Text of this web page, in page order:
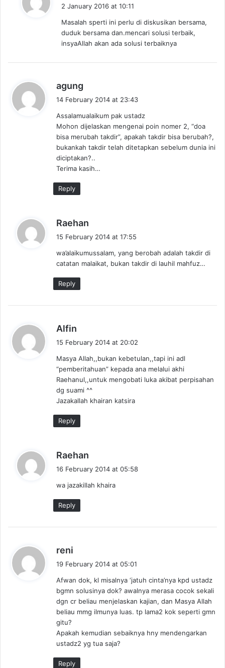
s
:
2 January 2016 at 10:11
Masalah sperti ini perlu di diskusikan bersama,
duduk bersama dan.mencari solusi terbaik,
insyaAllah akan ada solusi terbaiknya
agung
s
:
14 February 2014 at 23:43
Assalamualaikum pak ustadz
Mohon dijelaskan mengenai poin nomer 2, “doa
bisa merubah takdir”, apakah takdir bisa berubah?,
bukankah takdir telah ditetapkan sebelum dunia ini
diciptakan?..
Terima kasih…
Reply
Raehan
s
:
15 February 2014 at 17:55
wa’alaikumussalam, yang berobah adalah takdir di
catatan malaikat, bukan takdir di lauhil mahfuz…
Reply
Alfin
s
:
15 February 2014 at 20:02
Masya Allah,,bukan kebetulan,,tapi ini adl
“pemberitahuan” kepada ana melalui akhi
Raehanul,,untuk mengobati luka akibat perpisahan
dg suami ^^
Jazakallah khairan katsira
Reply
Raehan
s
16 February 2014 at 05:58
wa jazakillah khaira
Reply
reni
s
19 February 2014 at 05:01
Afwan dok, kl misalnya ‘jatuh cinta’nya kpd ustadz
bgmn solusinya dok? awalnya merasa cocok sekali
dgn cr beliau menjelaskan kajian, dan Masya Allah
beliau mmg ilmunya luas. tp lama2 kok seperti gmn
gitu?
Apakah kemudian sebaiknya hny mendengarkan
ustadz2 yg tua saja?
Reply